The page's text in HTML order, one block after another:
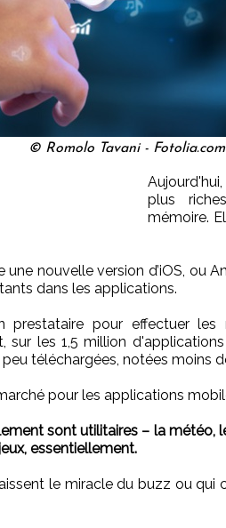
© Romolo Tavani - Fotolia.com
plus
mémoire.
une nouvelle version d’iOS, ou
dans les applications.
prestataire pour effectuer
sur les 1,5 million
téléchargées, notées moins
pour les applications
sont utilitaires – la météo,
essentiellement.
le miracle du buzz ou qui